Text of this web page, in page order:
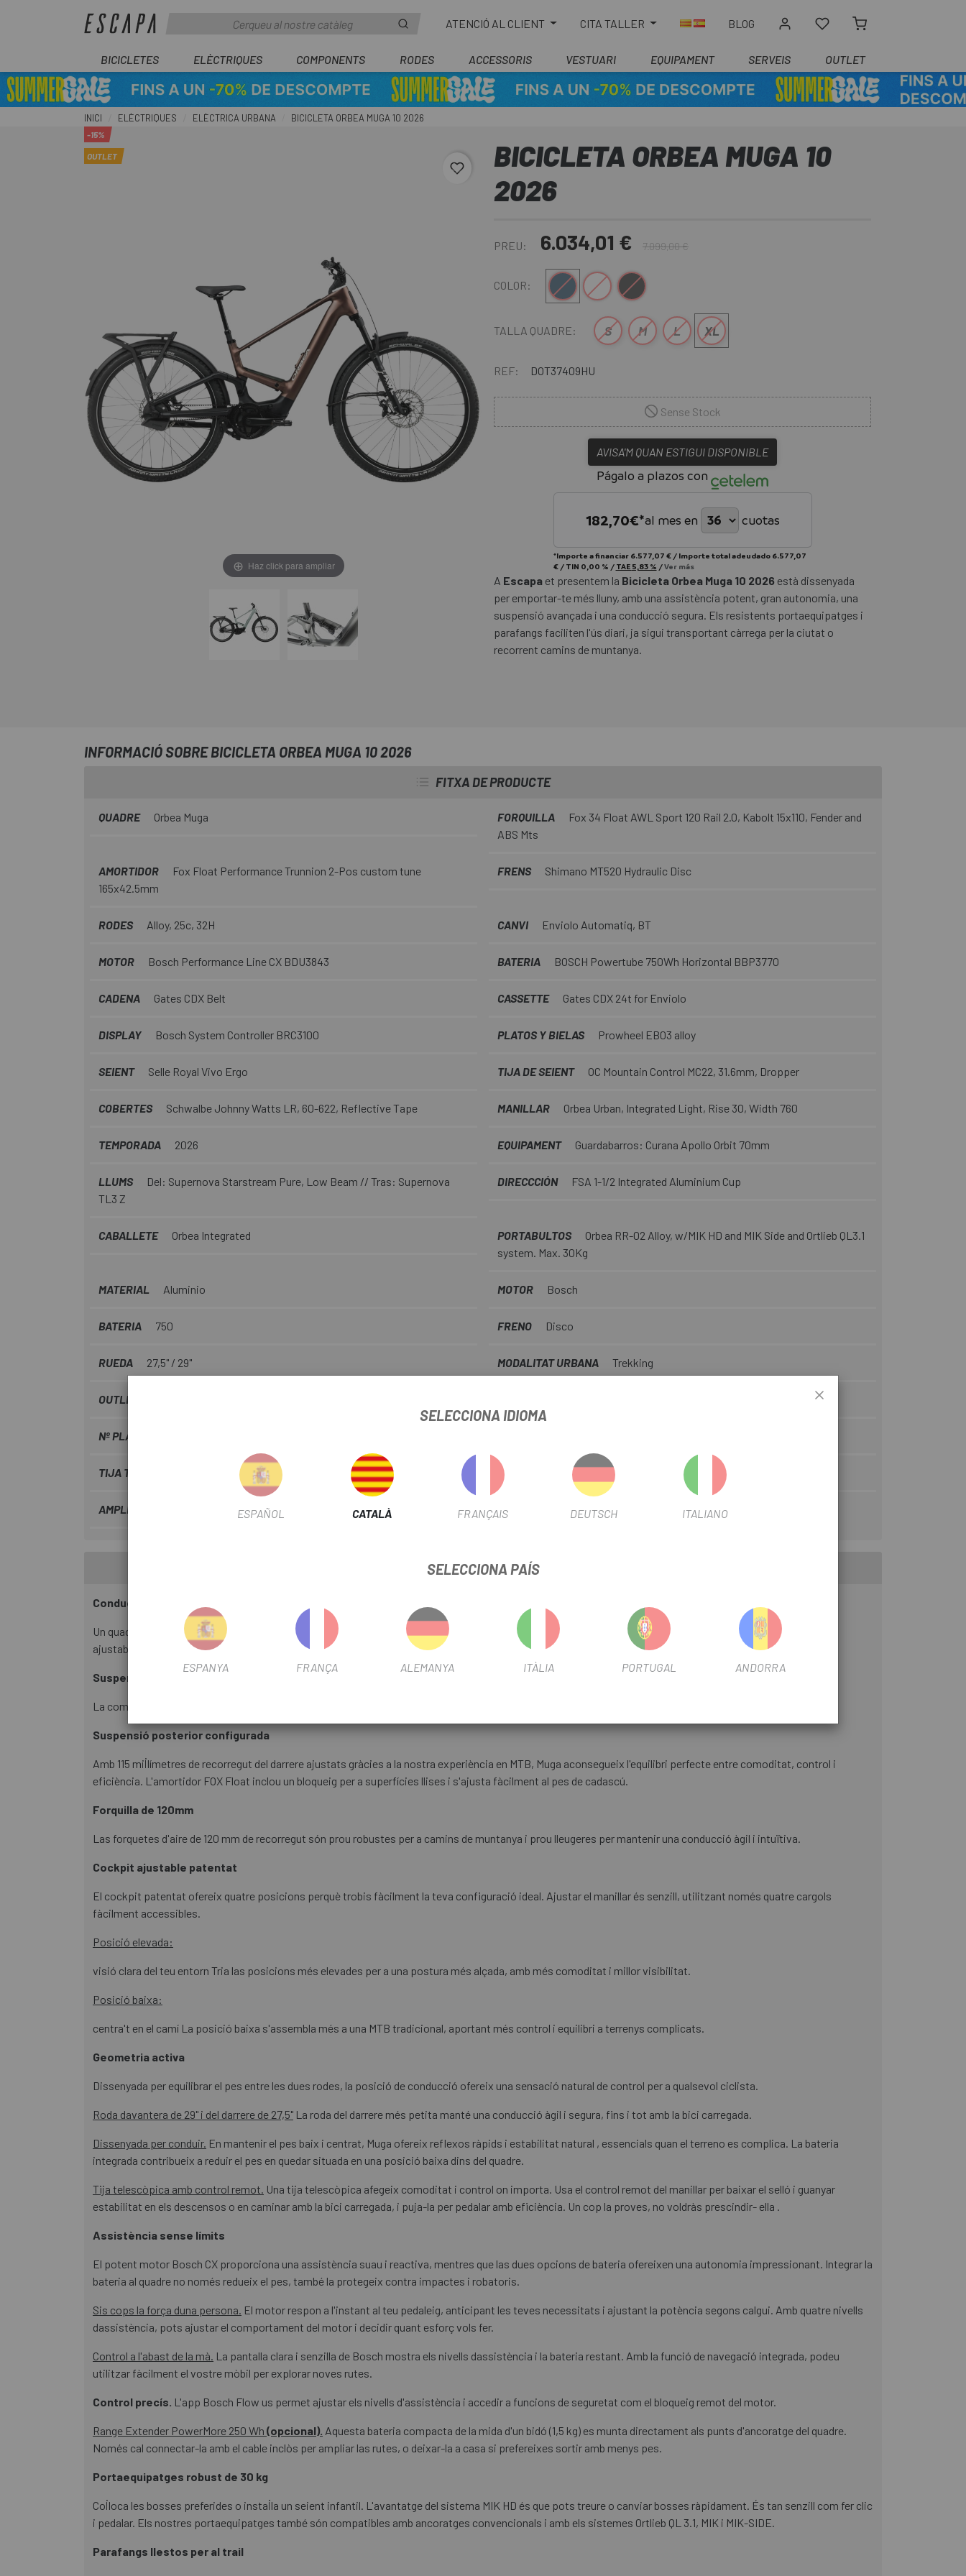
ATENCIÓ AL CLIENT CITA TALLER BLOG
BICICLETES ELÈCTRIQUES COMPONENTS RODES ACCESSORIS VESTUARI EQUIPAMENT SERVEIS OUTLET
INICI ELÈCTRIQUES ELÈCTRICA URBANA BICICLETA ORBEA MUGA 10 2026
favorite_border
-15%
OUTLET
Haz click para ampliar
BICICLETA ORBEA MUGA 10
2026
PREU: 6.034,01 € 7.099,00 €
COLOR: Blau-NegreBlanc-Negre
Marró-Negre
TALLA QUADRE: S M L XL
REF: DOT37409HU
Sense Stock
AVISA'M QUAN ESTIGUI DISPONIBLE
Págalo a plazos con
182,70€*al mes en cuotas
*Importe a financiar 6.577,07 € / Importe total adeudado 6.577,07
€/ TIN 0,00 % / TAE 5,83 % /Ver más
A Escapa et presentem la Bicicleta Orbea Muga 10 2026 està dissenyada
per emportar-te més lluny, amb una assistència potent, gran autonomia, una
suspensió avançada i una conducció segura. Els resistents portaequipatges i
parafangs faciliten l'ús diari, ja sigui transportant càrrega per la ciutat o
recorrent camins de muntanya.
INFORMACIÓ SOBRE BICICLETA ORBEA MUGA 10 2026
FITXA DE PRODUCTE
QUADRE Orbea Muga FORQUILLA
Fox 34 Float AWL Sport 120 Rail 2.0, Kabolt 15x110, Fender and
ABS Mts
AMORTIDOR
Fox Float Performance Trunnion 2-Pos custom tune
165x42.5mm
FRENS Shimano MT520 Hydraulic Disc
RODES Alloy, 25c, 32H CANVI Enviolo Automatiq, BT
MOTOR Bosch Performance Line CX BDU3843 BATERIA BOSCH Powertube 750Wh Horizontal BBP3770
CADENA Gates CDX Belt CASSETTE Gates CDX 24t for Enviolo
DISPLAY Bosch System Controller BRC3100 PLATOS Y BIELAS Prowheel EB03 alloy
SEIENT Selle Royal Vivo Ergo TIJA DE SEIENT OC Mountain Control MC22, 31.6mm, Dropper
COBERTES Schwalbe Johnny Watts LR, 60-622, Reflective Tape MANILLAR Orbea Urban, Integrated Light, Rise 30, Width 760
TEMPORADA 2026 EQUIPAMENT Guardabarros: Curana Apollo Orbit 70mm
LLUMS
Del: Supernova Starstream Pure, Low Beam // Tras: Supernova
TL3 Z
DIRECCCIÓN FSA 1-1/2 Integrated Aluminium Cup
CABALLETE Orbea Integrated PORTABULTOS
Orbea RR-02 Alloy, w/MIK HD and MIK Side and Ortlieb QL3.1
system. Max. 30Kg
MATERIAL Aluminio MOTOR Bosch
BATERIA 750 FRENO Disco
RUEDA 27,5" / 29" MODALITAT URBANA Trekking
OUTLET
Nº PLATS
TIJA TELESCÒPICA TIPUS TIJA TELESCÒPICA Cableado interno
AMPLE BUJE
INFORMACIÓ DEL PRODUCTE
Conducció sense límits
Un quadre i un sistema de suspensió inspirats en les bicicletes de muntanya Orbea ofereixen una resposta capaç i segura. La posició de conducció fàcilment
ajustable garanteix control i comoditat per a qualsevol ciclista.
Suspensió avançada
La combinació de 115 mm de suspensió del darrere i 120 mm de suspensió davantera afegeix comoditat i control en terrenys irregulars.
Suspensió posterior configurada
Amb 115 mil·límetres de recorregut del darrere ajustats gràcies a la nostra experiència en MTB, Muga aconsegueix l'equilibri perfecte entre comoditat, control i
eficiència. L'amortidor FOX Float inclou un bloqueig per a superfícies llises i s'ajusta fàcilment al pes de cadascú.
Forquilla de 120mm
Las forquetes d'aire de 120 mm de recorregut són prou robustes per a camins de muntanya i prou lleugeres per mantenir una conducció àgil i intuïtiva.
Cockpit ajustable patentat
El cockpit patentat ofereix quatre posicions perquè trobis fàcilment la teva configuració ideal. Ajustar el manillar és senzill, utilitzant només quatre cargols
fàcilment accessibles.
Posició elevada:
visió clara del teu entorn Tria las posicions més elevades per a una postura més alçada, amb més comoditat i millor visibilitat.
Posició baixa:
centra't en el camí La posició baixa s'assembla més a una MTB tradicional, aportant més control i equilibri a terrenys complicats.
Geometria activa
Dissenyada per equilibrar el pes entre les dues rodes, la posició de conducció ofereix una sensació natural de control per a qualsevol ciclista.
Roda davantera de 29" i del darrere de 27,5" La roda del darrere més petita manté una conducció àgil i segura, fins i tot amb la bici carregada.
Dissenyada per conduir. En mantenir el pes baix i centrat, Muga ofereix reflexos ràpids i estabilitat natural , essencials quan el terreno es complica. La bateria
integrada contribueix a reduir el pes en quedar situada en una posició baixa dins del quadre.
Tija telescòpica amb control remot. Una tija telescòpica afegeix comoditat i control on importa. Usa el control remot del manillar per baixar el selló i guanyar
estabilitat en els descensos o en caminar amb la bici carregada, i puja-la per pedalar amb eficiència. Un cop la proves, no voldràs prescindir- ella .
Assistència sense límits
El potent motor Bosch CX proporciona una assistència suau i reactiva, mentres que las dues opcions de bateria ofereixen una autonomia impressionant. Integrar la
bateria al quadre no només redueix el pes, també la protegeix contra impactes i robatoris.
Sis cops la força duna persona. El motor respon a l'instant al teu pedaleig, anticipant les teves necessitats i ajustant la potència segons calgui. Amb quatre nivells
dassistència, pots ajustar el comportament del motor i decidir quant esforç vols fer.
Control a l'abast de la mà. La pantalla clara i senzilla de Bosch mostra els nivells dassistència i la bateria restant. Amb la funció de navegació integrada, podeu
utilitzar fàcilment el vostre mòbil per explorar noves rutes.
Control precís. L'app Bosch Flow us permet ajustar els nivells d'assistència i accedir a funcions de seguretat com el bloqueig remot del motor.
Range Extender PowerMore 250 Wh (opcional). Aquesta bateria compacta de la mida d'un bidó (1,5 kg) es munta directament als punts d'ancoratge del quadre.
Només cal connectar-la amb el cable inclòs per ampliar las rutes, o deixar-la a casa si prefereixes sortir amb menys pes.
Portaequipatges robust de 30 kg
Col·loca les bosses preferides o instal·la un seient infantil. L'avantatge del sistema MIK HD és que pots treure o canviar bosses ràpidament. És tan senzill com fer clic
i pedalar. Els nostres portaequipatges també són compatibles amb ancoratges convencionals i amb els sistemes Ortlieb QL 3.1, MIK i MIK-SIDE.
Parafangs llestos per al trail
SELECCIONA IDIOMA
ESPAÑOL CATALÀ FRANÇAIS DEUTSCH ITALIANO
SELECCIONA PAÍS
ESPANYA FRANÇA ALEMANYA ITÀLIA PORTUGAL ANDORRA